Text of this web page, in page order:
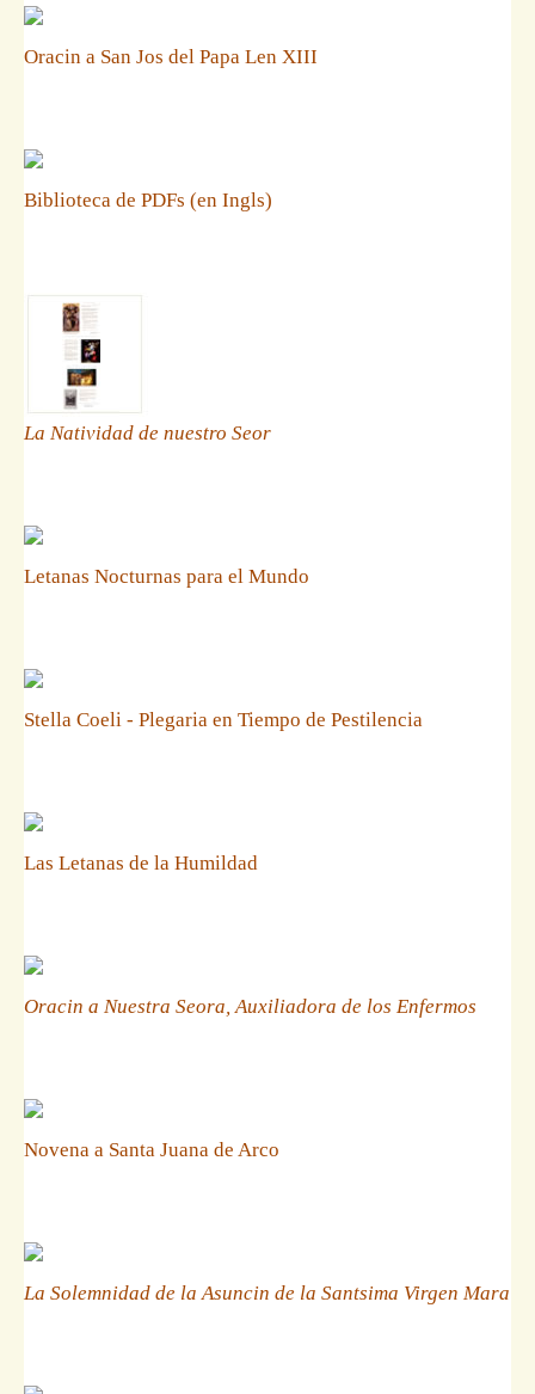
Oracin a San Jos del Papa Len XIII
Biblioteca de PDFs (en Ingls)
La Natividad de nuestro Seor
Letanas Nocturnas para el Mundo
Stella Coeli - Plegaria en Tiempo de Pestilencia
Las Letanas de la Humildad
Oracin a Nuestra Seora, Auxiliadora de los Enfermos
Novena a Santa Juana de Arco
La Solemnidad de la Asuncin de la Santsima Virgen Mara